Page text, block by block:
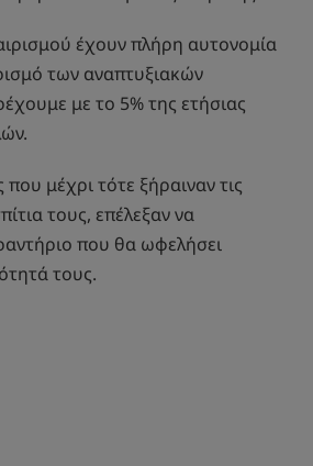
έχουν πλήρη αυτονομία
των αναπτυξιακών
με το 5% της ετήσιας
μέχρι τότε ξήραιναν τις
τους, επέλεξαν να
που θα ωφελήσει
τους.